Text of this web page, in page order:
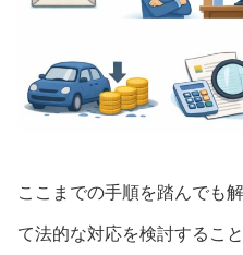
ここまでの手順を踏んでも
て法的な対応を検討するこ